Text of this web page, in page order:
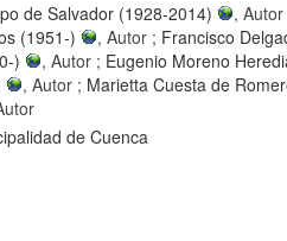
de Salvador (1928-2014)
,
(1951-)
, Autor ; Francisco
)
, Autor ; Eugenio Moreno
, Autor ; Marietta Cuesta de
de Cuenca